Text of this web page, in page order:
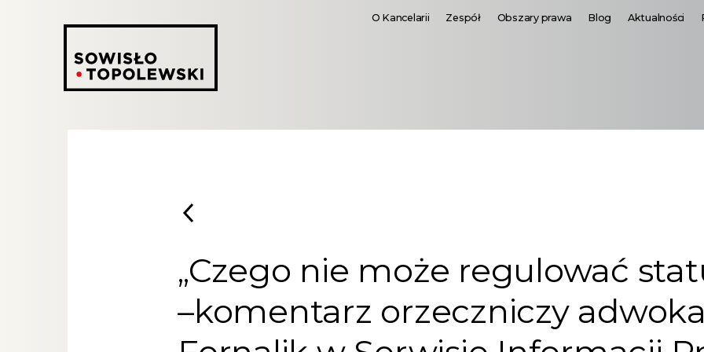
O Kancelarii Zespół Obszary prawa Blog Aktualności
„Czego nie może regulować
–komentarz orzeczniczy